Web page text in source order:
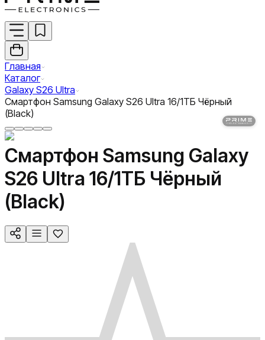
Главная
Каталог
Galaxy S26 Ultra
Смартфон Samsung Galaxy S26 Ultra 16/1ТБ Чёрный
(Black)
Смартфон Samsung Galaxy
S26 Ultra 16/1ТБ Чёрный
(Black)